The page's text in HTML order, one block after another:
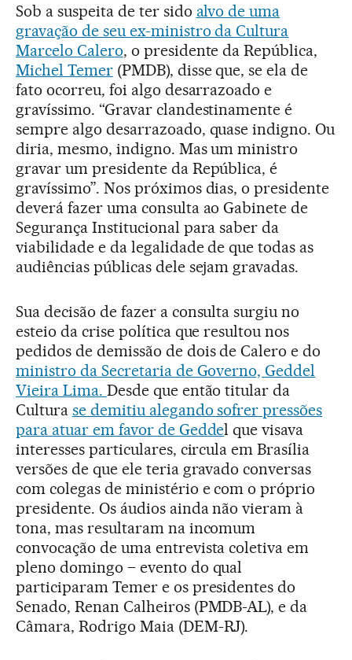
Sob a suspeita de ter sido alvo de uma
gravação de seu ex-ministro da Cultura
Marcelo Calero, o presidente da República,
Michel Temer(PMDB), disse que, se ela de
fato ocorreu, foi algo desarrazoado e
gravíssimo. “Gravar clandestinamente é
sempre algo desarrazoado, quase indigno. Ou
diria, mesmo, indigno. Mas um ministro
gravar um presidente da República, é
gravíssimo”. Nos próximos dias, o presidente
deverá fazer uma consulta ao Gabinete de
Segurança Institucional para saber da
viabilidade e da legalidade de que todas as
audiências públicas dele sejam gravadas.
Sua decisão de fazer a consulta surgiu no
esteio da crise política que resultou nos
pedidos de demissão de dois de Calero e do
ministro da Secretaria de Governo, Geddel
Vieira Lima. Desde que então titular da
Cultura se demitiu alegando sofrer pressões
para atuar em favor de Geddel que visava
interesses particulares, circula em Brasília
versões de que ele teria gravado conversas
com colegas de ministério e com o próprio
presidente. Os áudios ainda não vieram à
tona, mas resultaram na incomum
convocação de uma entrevista coletiva em
pleno domingo – evento do qual
participaram Temer e os presidentes do
Senado, Renan Calheiros (PMDB-AL), e da
Câmara, Rodrigo Maia (DEM-RJ).